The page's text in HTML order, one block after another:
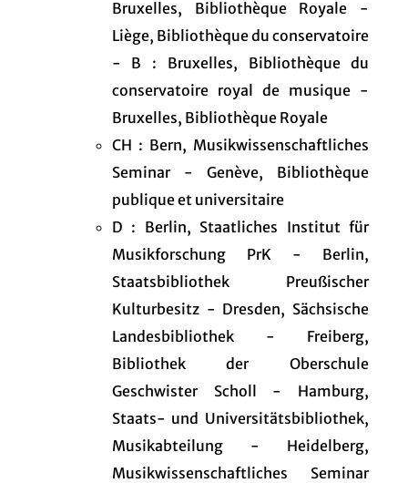
Bruxelles, Bibliothèque Royale -
Liège, Bibliothèque du conservatoire
- B : Bruxelles, Bibliothèque du
conservatoire royal de musique -
Bruxelles, Bibliothèque Royale
CH : Bern, Musikwissenschaftliches
Seminar - Genève, Bibliothèque
publique et universitaire
D : Berlin, Staatliches Institut für
Musikforschung PrK - Berlin,
Staatsbibliothek Preußischer
Kulturbesitz - Dresden, Sächsische
Landesbibliothek - Freiberg,
Bibliothek der Oberschule
Geschwister Scholl - Hamburg,
Staats- und Universitätsbibliothek,
Musikabteilung - Heidelberg,
Musikwissenschaftliches Seminar